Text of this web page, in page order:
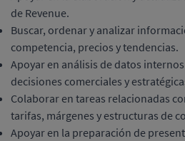
de Revenue.
Buscar, ordenar y analizar
competencia, precios y tendencias.
Apoyar en análisis de datos
decisiones comerciales y
Colaborar en tareas relacionadas
tarifas, márgenes y estructuras de
Apoyar en la preparación de